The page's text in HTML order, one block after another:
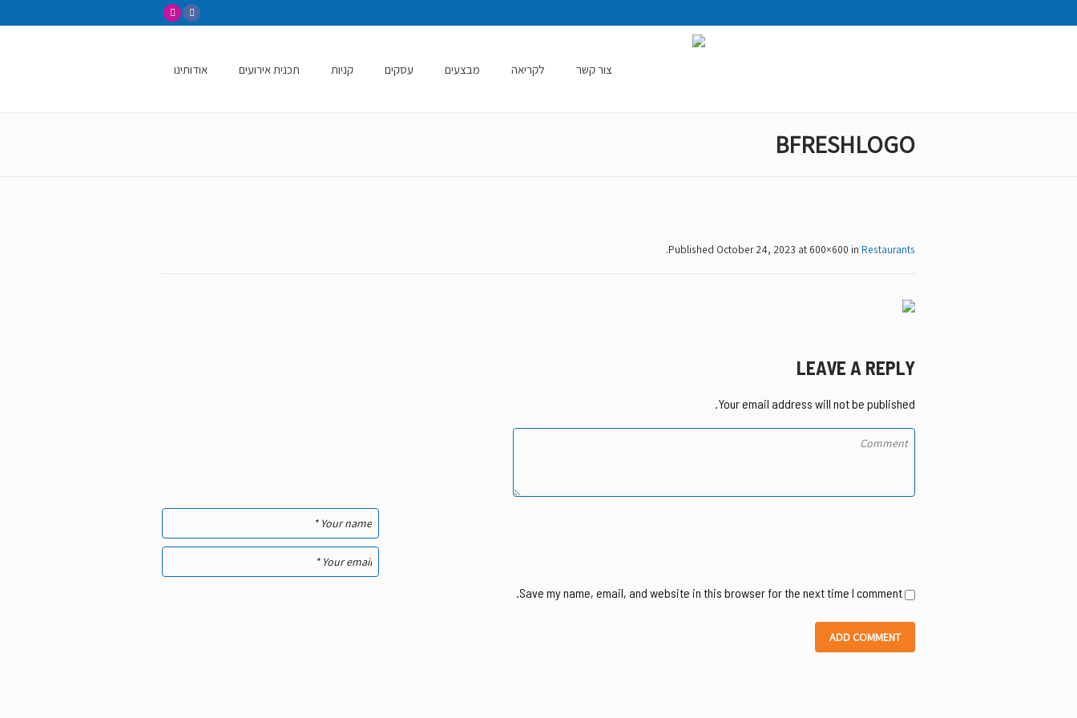
אודותינו תכנית אירועים קניות עסקים מבצעים לקריאה צור קשר
BFRESHLOGO
Published October 24, 2023 at 600×600 in Restaurants
.
LEAVE A REPLY
Your email address will not be published.
Save my name, email, and website in this browser for the next time I comment.